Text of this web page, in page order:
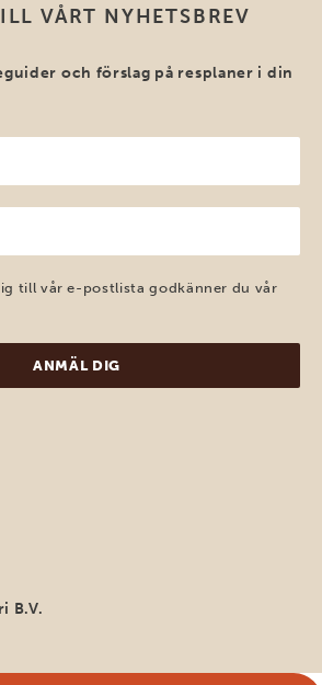
VÅRT NYHETSBREV
och förslag på resplaner i din
till vår e-postlista godkänner du vår
B.V.